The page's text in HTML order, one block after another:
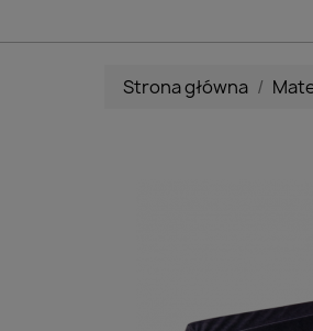
Strona główna